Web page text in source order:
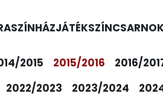
JÁTÉKSZÍN
2015 2015/2016 2016/
2022/2023 2023/2024